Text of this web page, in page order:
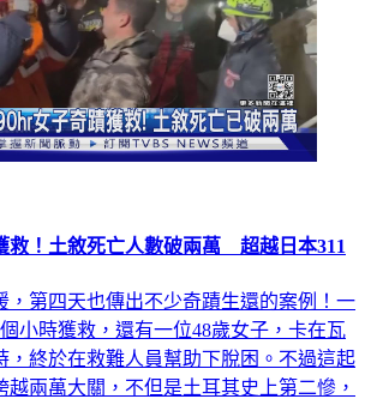
救！土敘死亡人數破兩萬 超越日本311
，第四天也傳出不少奇蹟生還的案例！一
小時獲救，還有一位48歲女子，卡在瓦
，終於在救難人員幫助下脫困。不過這起
越兩萬大關，不但是土耳其史上第二慘，